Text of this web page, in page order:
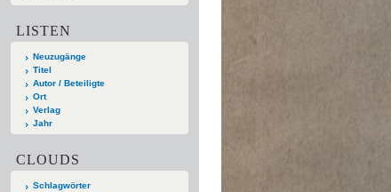
LISTEN
Neuzugänge
Titel
Autor / Beteiligte
Ort
Verlag
Jahr
CLOUDS
Schlagwörter